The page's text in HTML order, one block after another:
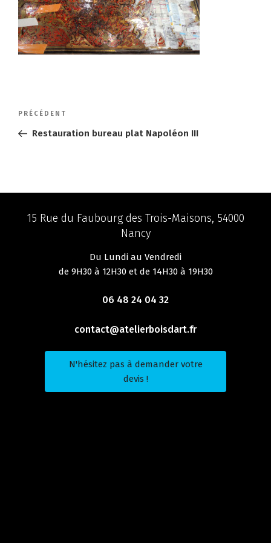
Navigation
l’article
Article
précédent
PRÉCÉDENT
Restauration bureau plat Napoléon III
15 Rue du Faubourg des Trois-Maisons, 54000
Nancy
Du Lundi au Vendredi
de 9H30 à 12H30 et de 14H30 à 19H30
06 48 24 04 32
contact@atelierboisdart.fr
N'hésitez pas à demander votre
devis !